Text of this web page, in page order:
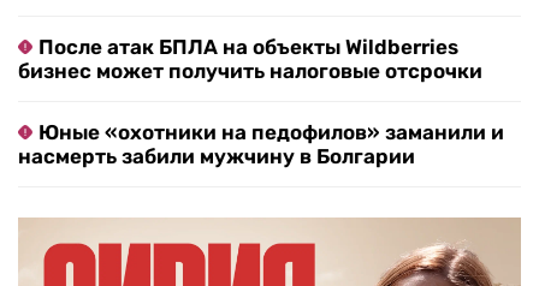
После атак БПЛА на объекты Wildberries
бизнес может получить налоговые отсрочки
Юные «охотники на педофилов» заманили и
насмерть забили мужчину в Болгарии